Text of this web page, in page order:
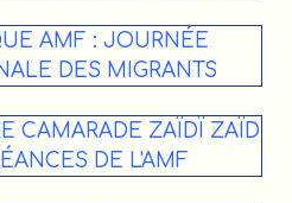
AMF : JOURNÉE
DES MIGRANTS
CAMARADE ZAÏDÏ ZAÏD
DE L'AMF